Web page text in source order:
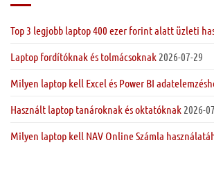
Top 3 legjobb laptop 400 ezer forint alatt üzleti
Laptop fordítóknak és tolmácsoknak 2026-07-29
Milyen laptop kell Excel és Power BI
Használt laptop tanároknak és oktatóknak 2026-
Milyen laptop kell NAV Online Számla